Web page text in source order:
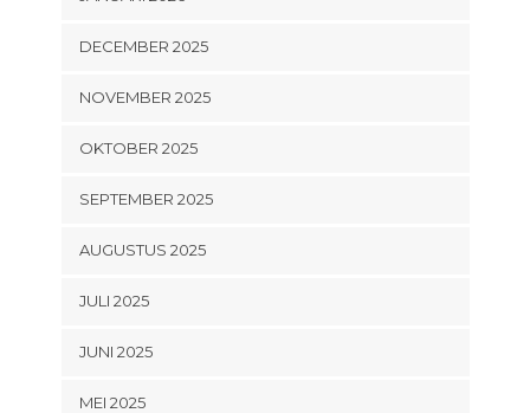
DECEMBER 2025
NOVEMBER 2025
OKTOBER 2025
SEPTEMBER 2025
AUGUSTUS 2025
JULI 2025
JUNI 2025
MEI 2025